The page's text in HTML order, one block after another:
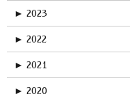
► 2023
► 2022
► 2021
► 2020